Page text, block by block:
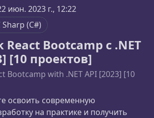
курсеКурс построен таким образом,
не просто просматривать вопросы, а
интервьюера
июн. 2023 г., 12:22
Sharp (C#)
React Bootcamp с .NET
[10 проектов]
Bootcamp with .NET API [2023] [10
освоить современную
на практике и получить